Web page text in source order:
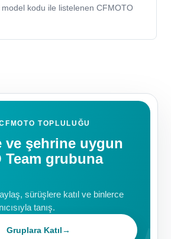
kodu ile listelenen CFMOTO
TOPLULUĞU
ve şehrine uygun
Team grubuna
sürüşlere katıl ve binlerce
tanış.
Gruplara Katıl→